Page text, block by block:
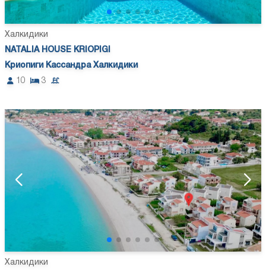
Халкидики
NATALIA HOUSE KRIOPIGI
Криопиги Кассандра Халкидики
10
3
Халкидики